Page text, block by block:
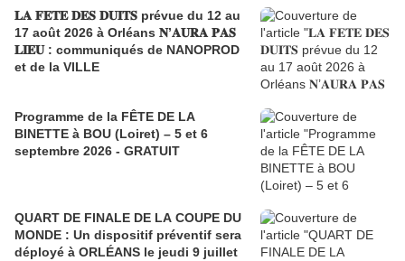
𝐋𝐀 𝐅𝐄𝐓𝐄 𝐃𝐄𝐒 𝐃𝐔𝐈𝐓𝐒 prévue du 12 au
17 août 2026 à Orléans 𝐍’𝐀𝐔𝐑𝐀 𝐏𝐀𝐒
𝐋𝐈𝐄𝐔 : communiqués de NANOPROD
et de la VILLE
Programme de la FÊTE DE LA
BINETTE à BOU (Loiret) – 5 et 6
septembre 2026 - GRATUIT
QUART DE FINALE DE LA COUPE DU
MONDE : Un dispositif préventif sera
déployé à ORLÉANS le jeudi 9 juillet